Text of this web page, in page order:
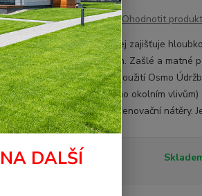
Ohodnotit produkt
Osmo Údržbový olej zajišťuje
olejovaných podlah. Zašlé a matné
oživí. Při včasném použití Osmo
nesmí být vystaveno okolním
nutnosti provádět renovační nátěry.
Dostupnost
DALŠÍ